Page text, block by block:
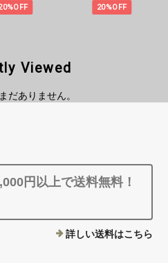
20%OFF
Viewed
だありません。
円以上で送料無料！
詳しい送料はこちら